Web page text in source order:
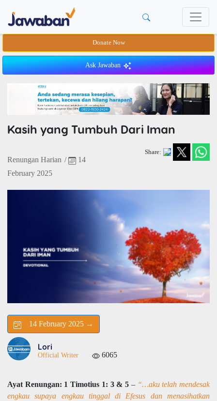
Donate Now
Ask Jawaban
Kasih yang Tumbuh Dari Iman
Renungan Harian /
14
February 2025
Share:
14 February 2025 →
Lori
Official Writer 6065
Ayat Renungan: 1 Timotius 1: 3 & 5 –“…aku telah mendesak
engkau supaya engkau tinggal di Efesus dan menasihatkan